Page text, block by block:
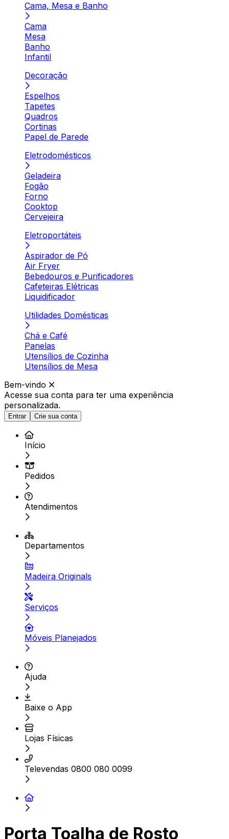
Cama, Mesa e Banho
Cama
Mesa
Banho
Infantil
Decoração
Espelhos
Tapetes
Quadros
Cortinas
Papel de Parede
Eletrodomésticos
Geladeira
Fogão
Forno
Cooktop
Cervejeira
Eletroportáteis
Aspirador de Pó
Air Fryer
Bebedouros e Purificadores
Cafeteiras Elétricas
Liquidificador
Utilidades Domésticas
Chá e Café
Panelas
Utensílios de Cozinha
Utensílios de Mesa
Bem-vindo
Acesse sua conta para ter uma experiência
personalizada.
Entrar Crie sua conta
Início
Pedidos
Atendimentos
Departamentos
Madeira Originals
Serviços
Móveis Planejados
Ajuda
Baixe o App
Lojas Físicas
Televendas 0800 080 0099
Porta Toalha de Rosto